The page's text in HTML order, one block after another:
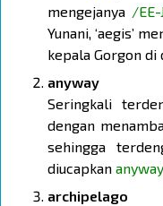
mengejanya /
Yunani, ‘aegis’
kepala Gorgon di
anyway
Seringkali
dengan
sehingga
diucapkan anyway
archipelago